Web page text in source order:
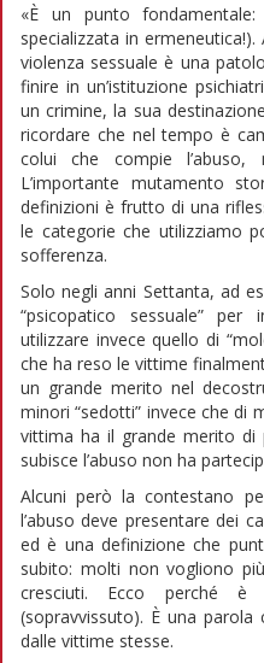
«È un punto
specializzata in
violenza sessuale è una
finire in un’istituzione
un crimine, la sua
ricordare che nel tempo è
colui che compie
L’importante mutamento
definizioni è frutto di una
le categorie che utilizziamo
sofferenza.
Solo negli anni Settanta, ad
“psicopatico sessuale” per
utilizzare invece quello di
che ha reso le vittime
un grande merito nel
minori “sedotti” invece che di
vittima ha il grande merito di
subisce l’abuso non ha
Alcuni però la contestano
l’abuso deve presentare dei
ed è una definizione che
subito: molti non vogliono
cresciuti. Ecco perché
(sopravvissuto). È una
dalle vittime stesse.